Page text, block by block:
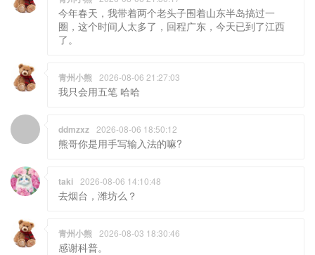
今年春天，我带着两个老头子围着山东半岛搞过一
圈，这个时间人太多了，回程广东，今天已到了江西
了。
青州小熊 2026-08-06 21:27:03
我只会用五笔 哈哈
ddmzxz 2026-08-06 18:50:12
熊哥你是用手写输入法的嘛?
taki 2026-08-06 14:10:48
去烟台，潍坊么？
青州小熊 2026-08-03 18:30:46
感谢科普。